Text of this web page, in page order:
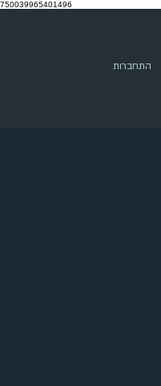
750039965401496
התחברות